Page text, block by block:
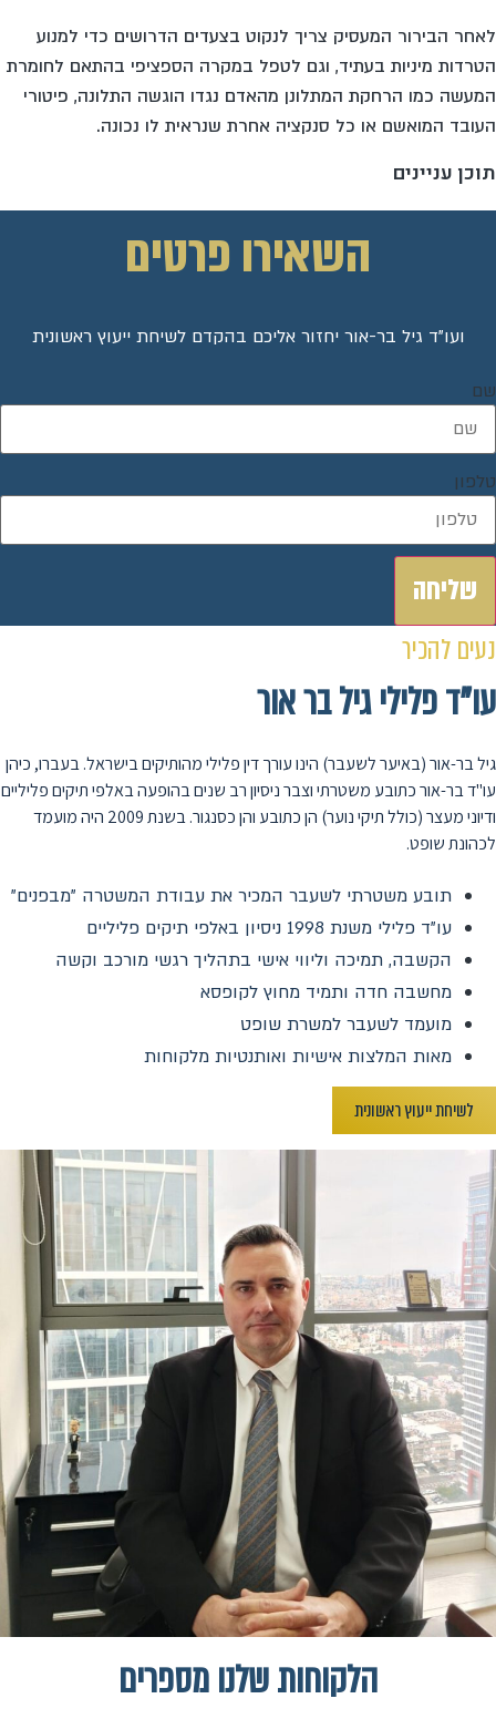
לאחר הבירור המעסיק צריך לנקוט בצעדים הדרושים כדי למנוע
הטרדות מיניות בעתיד, וגם לטפל במקרה הספציפי בהתאם לחומרת
המעשה כמו הרחקת המתלונן מהאדם נגדו הוגשה התלונה, פיטורי
העובד המואשם או כל סנקציה אחרת שנראית לו נכונה.
תוכן עניינים
השאירו פרטים
ועו"ד גיל בר-אור יחזור אליכם בהקדם לשיחת ייעוץ ראשונית
שם
טלפון
שליחה
נעים להכיר
עו”ד פלילי גיל בר אור
גיל בר-אור (באיער לשעבר) הינו עורך דין פלילי מהותיקים בישראל. בעברו, כיהן
עו"ד בר-אור כתובע משטרתי וצבר ניסיון רב שנים בהופעה באלפי תיקים פליליים
ודיוני מעצר (כולל תיקי נוער) הן כתובע והן כסנגור. בשנת 2009 היה מועמד
לכהונת שופט.
תובע משטרתי לשעבר המכיר את עבודת המשטרה "מבפנים"
עו"ד פלילי משנת 1998 ניסיון באלפי תיקים פליליים
הקשבה, תמיכה וליווי אישי בתהליך רגשי מורכב וקשה
מחשבה חדה ותמיד מחוץ לקופסא
מועמד לשעבר למשרת שופט
מאות המלצות אישיות ואותנטיות מלקוחות
לשיחת ייעוץ ראשונית
הלקוחות שלנו מספרים